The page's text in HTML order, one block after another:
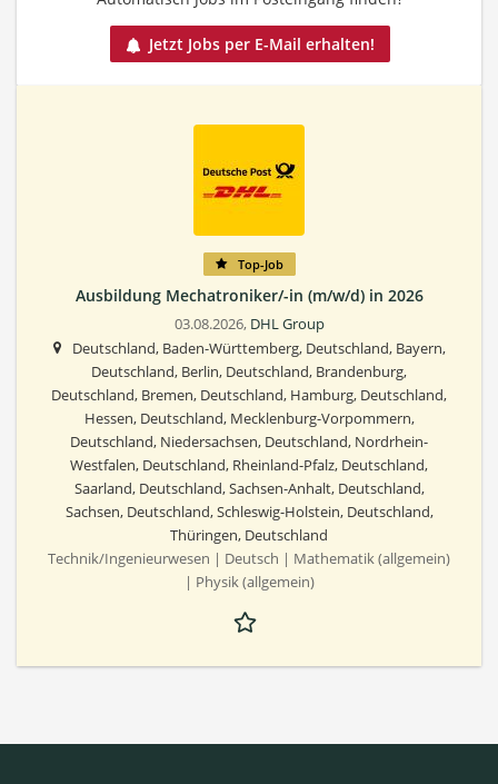
Jetzt Jobs per E-Mail erhalten!
Top-Job
Ausbildung Mechatroniker/-in (m/w/d) in 2026
03.08.2026, DHL Group
Deutschland, Baden-Württemberg, Deutschland, Bayern,
Deutschland, Berlin, Deutschland, Brandenburg,
Deutschland, Bremen, Deutschland, Hamburg, Deutschland,
Hessen, Deutschland, Mecklenburg-Vorpommern,
Deutschland, Niedersachsen, Deutschland, Nordrhein-
Westfalen, Deutschland, Rheinland-Pfalz, Deutschland,
Saarland, Deutschland, Sachsen-Anhalt, Deutschland,
Sachsen, Deutschland, Schleswig-Holstein, Deutschland,
Thüringen, Deutschland
Technik/Ingenieurwesen | Deutsch | Mathematik (allgemein)
| Physik (allgemein)